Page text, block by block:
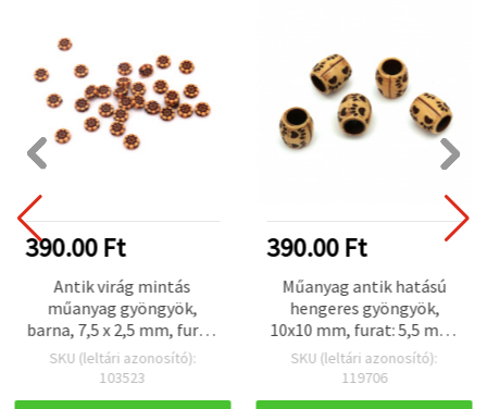
390.00 Ft
Antik virág mintás
műanyag gyöngyök,
barna, 7,5 x 2,5 mm, furat:
1 mm, 50 g (~400 db)
SKU (leltári azonosító):
103523
390.00 Ft
Műanyag antik hatású
hengeres gyöngyök,
10x10 mm, furat: 5,5 mm,
barna – 50 g (~110 db)
SKU (leltári azonosító):
119706